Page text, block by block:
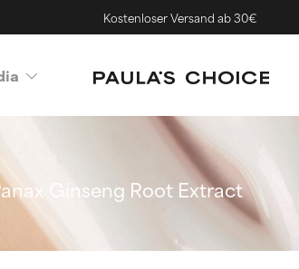
Kostenloser Versand ab 30€
Ginseng Root Extract